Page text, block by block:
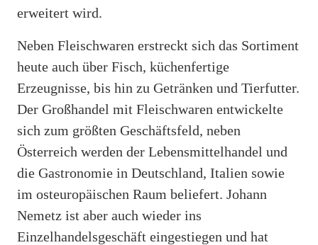
erweitert wird.
Neben Fleischwaren erstreckt sich das Sortiment
heute auch über Fisch, küchenfertige
Erzeugnisse, bis hin zu Getränken und Tierfutter.
Der Großhandel mit Fleischwaren entwickelte
sich zum größten Geschäftsfeld, neben
Österreich werden der Lebensmittelhandel und
die Gastronomie in Deutschland, Italien sowie
im osteuropäischen Raum beliefert. Johann
Nemetz ist aber auch wieder ins
Einzelhandelsgeschäft eingestiegen und hat